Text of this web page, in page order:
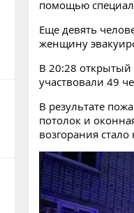
помощью
Еще девять
женщину
В 20:28
участвовали 49
В результате
потолок и
возгорания